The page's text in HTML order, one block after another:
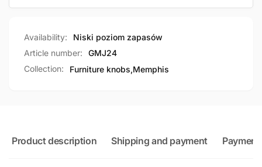
Availability:
Niski poziom zapasów
Article number:
GMJ24
Collection:
Furniture knobs,Memphis
Product description Shipping and payment